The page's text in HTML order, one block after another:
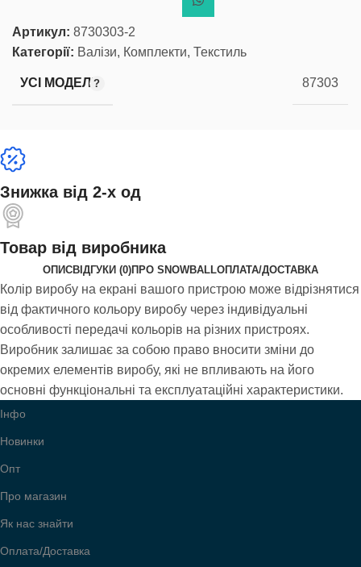
Артикул: 8730303-2
Категорії: Валізи, Комплекти, Текстиль
УСІ МОДЕЛІ 87303
Знижка від 2-х од
Товар від виробника
ОПИСВІДГУКИ (0)ПРО SNOWBALLОПЛАТА/ДОСТАВКА
Колір виробу на екрані вашого пристрою може відрізнятися
від фактичного кольору виробу через індивідуальні
особливості передачі кольорів на різних пристроях.
Виробник залишає за собою право вносити зміни до
окремих елементів виробу, які не впливають на його
основні функціональні та експлуатаційні характеристики.
Інфо
Новинки
Опт
Про магазин
Як нас знайти
Оплата/Доставка